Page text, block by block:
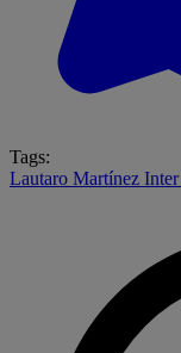
Tags:
Lautaro Martínez Inter